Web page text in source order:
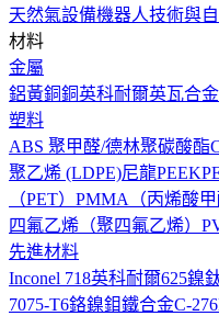
天然氣設備機器人技術與
材料
金屬
鋁黃銅銅英科耐爾英瓦合金
塑料
ABS 聚甲醛/德林聚碳酸酯
聚乙烯 (LDPE)尼龍PEEK
（PET） PMMA（丙烯酸甲
四氟乙烯（聚四氟乙烯）
先進材料
Inconel 718英科耐爾625鎳
7075-T6鉻鎳鉬鐵合金C-276